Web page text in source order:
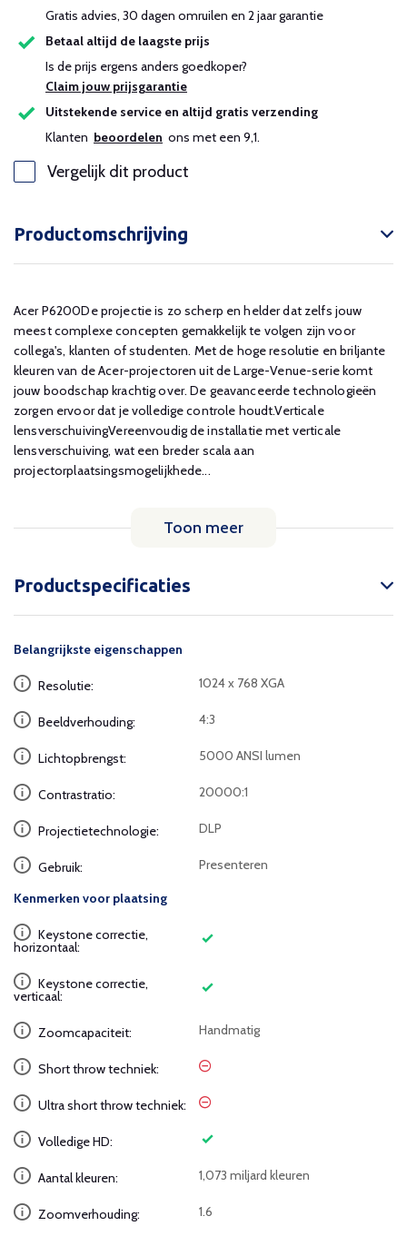
Gratis advies, 30 dagen omruilen en 2 jaar garantie
Betaal altijd de laagste prijs
Is de prijs ergens anders goedkoper?
Claim jouw prijsgarantie
Uitstekende service en altijd gratis verzending
Klanten beoordelen ons met een 9,1.
Vergelijk dit product
Productomschrijving
Acer P6200De projectie is zo scherp en helder dat zelfs jouw
meest complexe concepten gemakkelijk te volgen zijn voor
collega's, klanten of studenten. Met de hoge resolutie en briljante
kleuren van de Acer-projectoren uit de Large-Venue-serie komt
jouw boodschap krachtig over. De geavanceerde technologieën
zorgen ervoor dat je volledige controle houdt.Verticale
lensverschuivingVereenvoudig de installatie met verticale
lensverschuiving, wat een breder scala aan
projectorplaatsingsmogelijkhede...
Toon meer
Productspecificaties
Belangrijkste eigenschappen
Resolutie: 1024 x 768 XGA
Beeldverhouding: 4:3
Lichtopbrengst: 5000 ANSI lumen
Contrastratio: 20000:1
Projectietechnologie: DLP
Gebruik: Presenteren
Kenmerken voor plaatsing
Keystone correctie,
horizontaal:
Keystone correctie,
verticaal:
Zoomcapaciteit: Handmatig
Short throw techniek:
Ultra short throw techniek:
Volledige HD:
Aantal kleuren: 1,073 miljard kleuren
Zoomverhouding: 1.6